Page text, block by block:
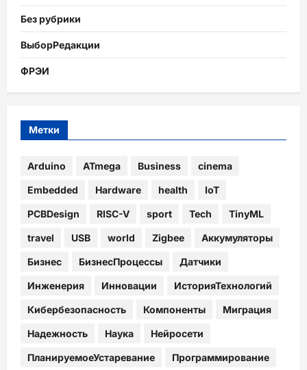
Без рубрики
ВыборРедакции
ФРЭИ
Метки
Arduino ATmega Business cinema
Embedded Hardware health IoT
PCBDesign RISC-V sport Tech TinyML
travel USB world Zigbee Аккумуляторы
Бизнес БизнесПроцессы Датчики
Инженерия Инновации ИсторияТехнологий
Кибербезопасность Компоненты Миграция
Надежность Наука Нейросети
ПланируемоеУстаревание Программирование